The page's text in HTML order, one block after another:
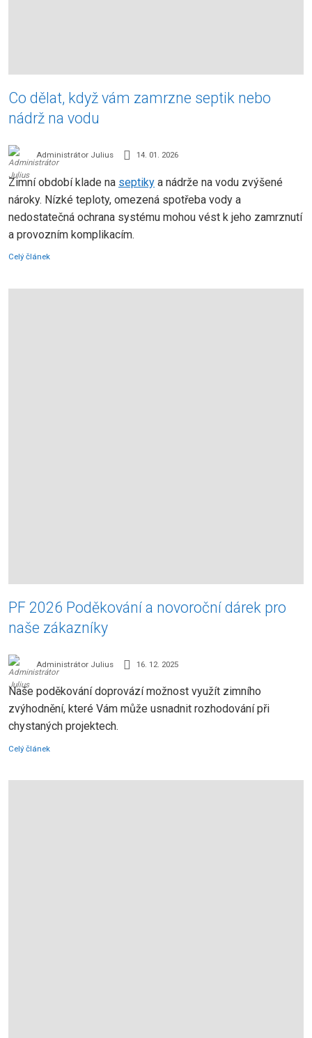
Co dělat, když vám zamrzne septik nebo
nádrž na vodu
Administrátor Julius 14. 01. 2026
Zimní období klade na septiky a nádrže na vodu zvýšené
nároky. Nízké teploty, omezená spotřeba vody a
nedostatečná ochrana systému mohou vést k jeho zamrznutí
a provozním komplikacím.
Celý článek
PF 2026 Poděkování a novoroční dárek pro
naše zákazníky
Administrátor Julius 16. 12. 2025
Naše poděkování doprovází možnost využít zimního
zvýhodnění, které Vám může usnadnit rozhodování při
chystaných projektech.
Celý článek